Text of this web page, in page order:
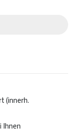
(innerh.
Ihnen